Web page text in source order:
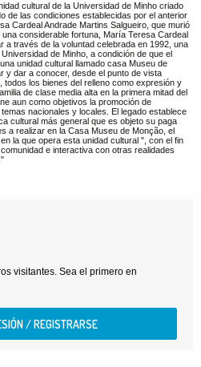
cultural de la Universidad de Minho criado
de las condiciones establecidas por el anterior
Cardeal Andrade Martins Salgueiro, que murió
considerable fortuna, María Teresa Cardeal
a través de la voluntad celebrada en 1992, una
de Minho, a condición de que el
unidad cultural llamado casa Museu de
y dar a conocer, desde el punto de vista
los bienes del relleno como expresión y
de clase media alta en la primera mitad del
aun como objetivos la promoción de
nacionales y locales. El legado establece
cultural más general que es objeto su paga
a realizar en la Casa Museu de Monção, el
la que opera esta unidad cultural ", con el fin
e interactiva con otras realidades
visitantes. Sea el primero en